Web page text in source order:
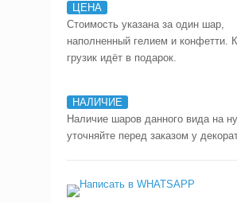
ЦЕНА
Стоимость указана за один шар,
наполненный гелием и конфетти.
грузик идёт в подарок.
НАЛИЧИЕ
Наличие шаров данного вида на
уточняйте перед заказом у